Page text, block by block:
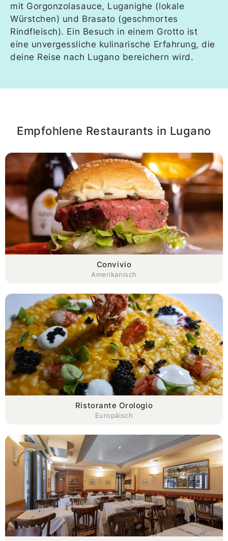
mit Gorgonzolasauce, Luganighe (lokale
Würstchen) und Brasato (geschmortes
Rindfleisch). Ein Besuch in einem Grotto ist
eine unvergessliche kulinarische Erfahrung, die
deine Reise nach Lugano bereichern wird.
Empfohlene Restaurants in Lugano
Convivio
Amerikanisch
Ristorante Orologio
Europäisch